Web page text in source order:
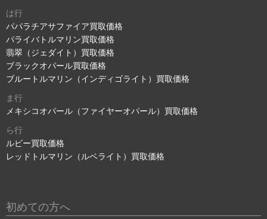
は行
パパラチアサファイア買取価格
パライバトルマリン買取価格
翡翠（ジェダイト）買取価格
ブラックオパール買取価格
ブルートルマリン（インディゴライト）買取価格
ま行
メキシコオパール（ファイヤーオパール）買取価格
ら行
ルビー買取価格
レッドトルマリン（ルベライト）買取価格
初めての方へ